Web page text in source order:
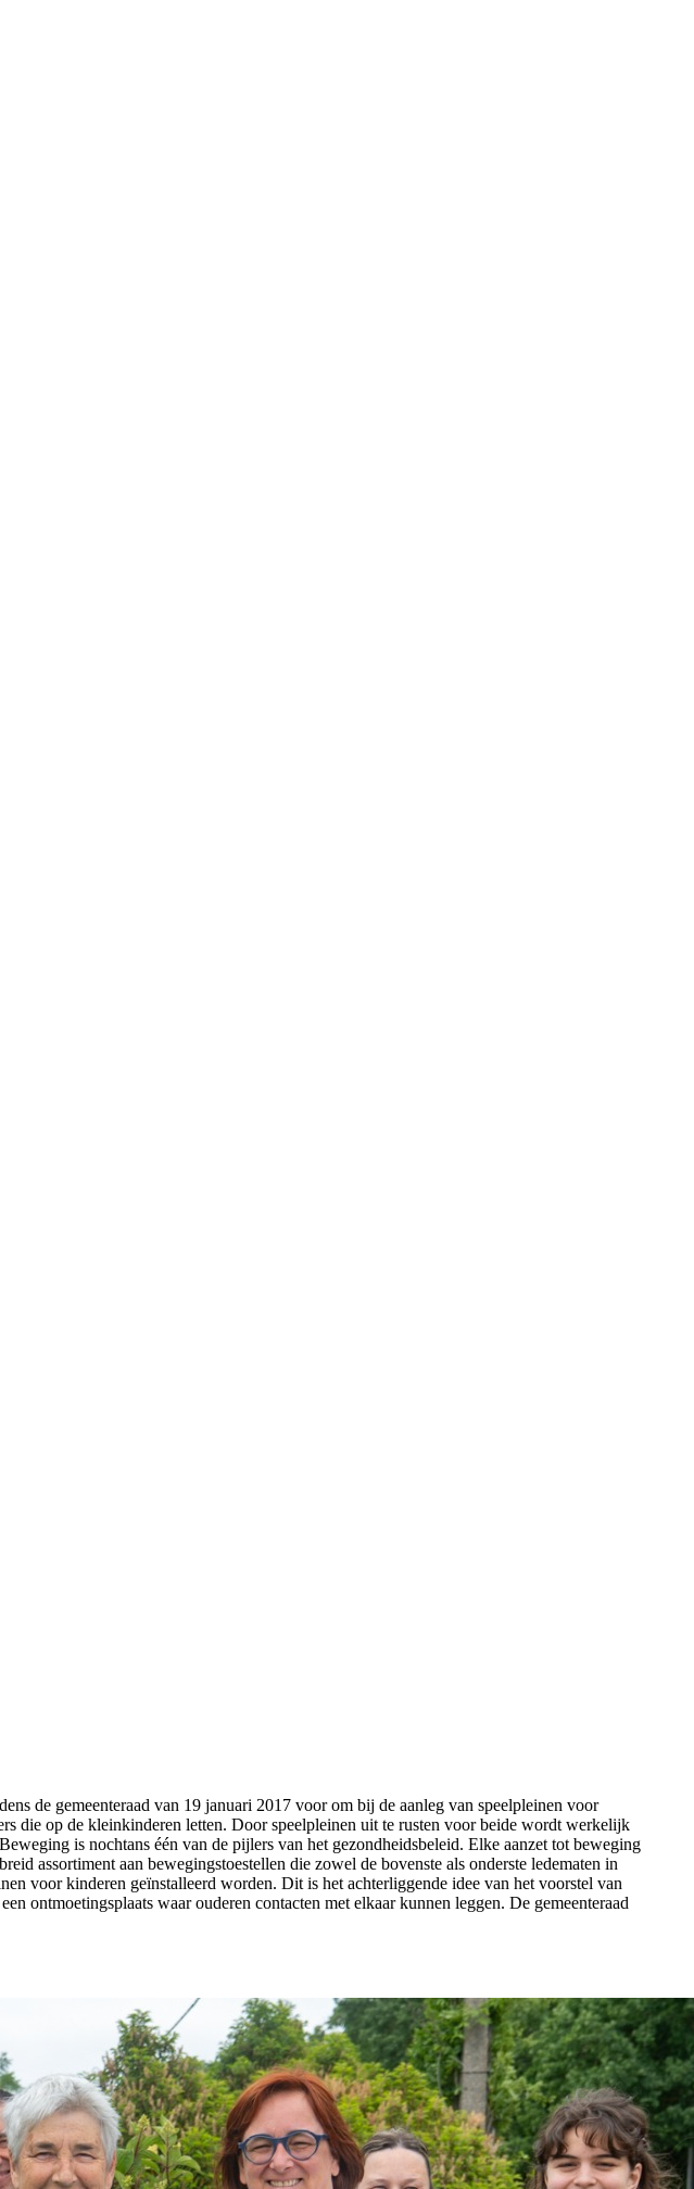
de gemeenteraad van 19 januari 2017 voor om bij de aanleg van speelpleinen voor
die op de kleinkinderen letten. Door speelpleinen uit te rusten voor beide wordt werkelijk
is nochtans één van de pijlers van het gezondheidsbeleid. Elke aanzet tot beweging
assortiment aan bewegingstoestellen die zowel de bovenste als onderste ledematen in
voor kinderen geïnstalleerd worden. Dit is het achterliggende idee van het voorstel van
ontmoetingsplaats waar ouderen contacten met elkaar kunnen leggen. De gemeenteraad